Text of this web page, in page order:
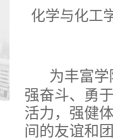
化学与化工
为丰富
强奋斗、勇
活力，强健
间的友谊和